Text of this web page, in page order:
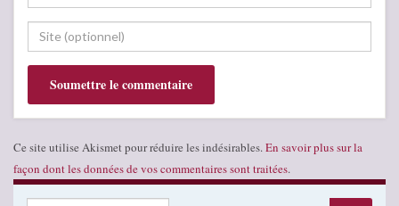
Ce site utilise Akismet pour réduire les indésirables. En savoir plus sur la
façon dont les données de vos commentaires sont traitées.